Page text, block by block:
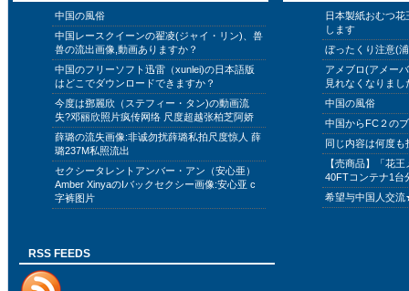
中国の風俗
中国レースクイーンの翟凌(ジャイ・リン)、兽
兽の流出画像,動画ありますか？
中国のフリーソフト迅雷（xunlei)の日本語版
はどこでダウンロードできますか？
今度は鄧麗欣（ステフィー・タン)の動画流
失?邓丽欣照片疯传网络 尺度超越张柏芝阿娇
薛璐の流失画像:非诚勿扰薛璐私拍尺度惊人 薛
璐237M私照流出
セクシータレントアンバー・アン（安心亜）
Amber XinyaのIバックセクシー画像:安心亚 c
字裤图片
日本製紙おむつ
します
ぼったくり注意(
アメブロ(アメー
見れなくなりまし
中国の風俗
中国からFC２の
同じ内容は何度
【売商品】「花
40FTコンテナ1台
希望与中国人交
RSS FEEDS